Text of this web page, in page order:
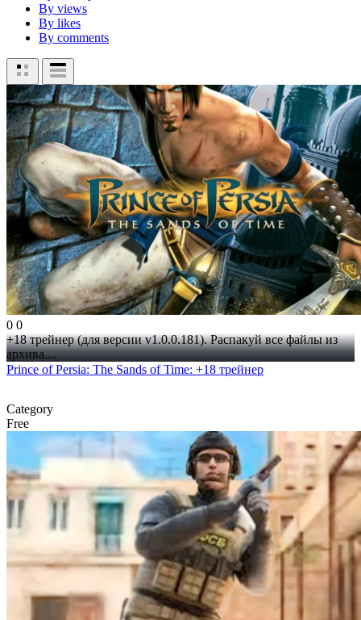
By views
By likes
By comments
0 0
+18 трейнер (для версии v1.0.0.181). Распакуй все файлы из
архива....
Prince of Persia: The Sands of Time: +18 трейнер
Category
Free